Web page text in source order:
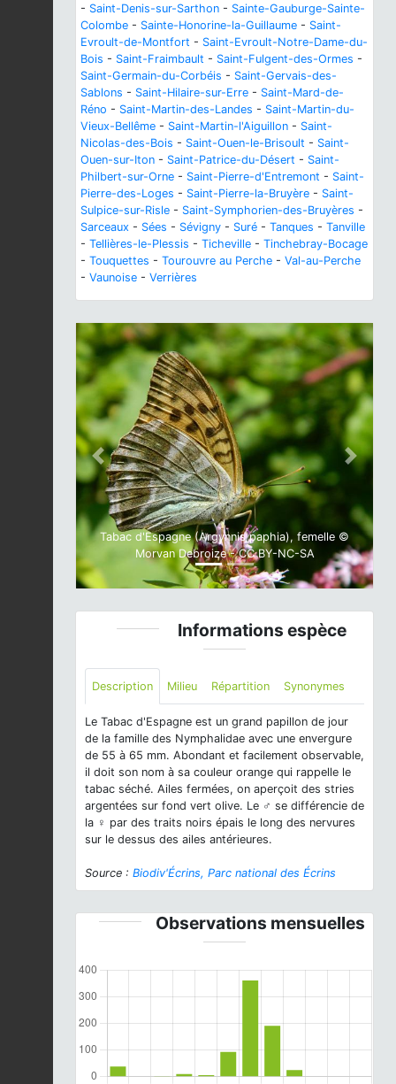
- Saint-Denis-sur-Sarthon - Sainte-Gauburge-Sainte-
Colombe - Sainte-Honorine-la-Guillaume - Saint-
Evroult-de-Montfort - Saint-Evroult-Notre-Dame-du-
Bois - Saint-Fraimbault - Saint-Fulgent-des-Ormes -
Saint-Germain-du-Corbéis - Saint-Gervais-des-
Sablons - Saint-Hilaire-sur-Erre - Saint-Mard-de-
Réno - Saint-Martin-des-Landes - Saint-Martin-du-
Vieux-Bellême - Saint-Martin-l'Aiguillon - Saint-
Nicolas-des-Bois - Saint-Ouen-le-Brisoult - Saint-
Ouen-sur-Iton - Saint-Patrice-du-Désert - Saint-
Philbert-sur-Orne - Saint-Pierre-d'Entremont - Saint-
Pierre-des-Loges - Saint-Pierre-la-Bruyère - Saint-
Sulpice-sur-Risle - Saint-Symphorien-des-Bruyères -
Sarceaux - Sées - Sévigny - Suré - Tanques - Tanville
- Tellières-le-Plessis - Ticheville - Tinchebray-Bocage
- Touquettes - Tourouvre au Perche - Val-au-Perche
- Vaunoise - Verrières
Tabac d'Espagne (Argynnis paphia), femelle ©
Morvan Debroize - CC BY-NC-SA
Previous Next
Informations espèce
Description Milieu Répartition Synonymes
Le Tabac d'Espagne est un grand papillon de jour
de la famille des Nymphalidae avec une envergure
de 55 à 65 mm. Abondant et facilement observable,
il doit son nom à sa couleur orange qui rappelle le
tabac séché. Ailes fermées, on aperçoit des stries
argentées sur fond vert olive. Le ♂ se différencie de
la ♀ par des traits noirs épais le long des nervures
sur le dessus des ailes antérieures.
Source : Biodiv'Écrins, Parc national des Écrins
Observations mensuelles